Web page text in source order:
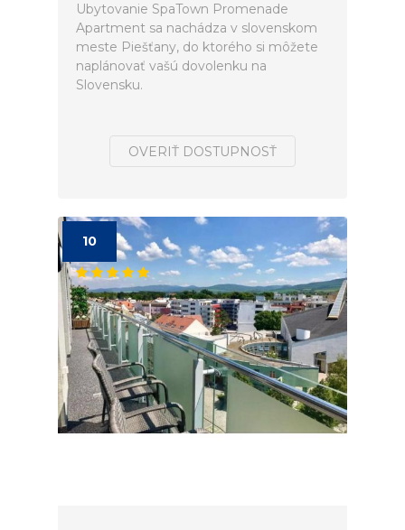
Ubytovanie SpaTown Promenade
Apartment sa nachádza v slovenskom
meste Piešťany, do ktorého si môžete
naplánovať vašú dovolenku na
Slovensku.
OVERIŤ DOSTUPNOSŤ
10